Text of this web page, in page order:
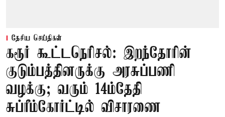
தேசிய செய்திகள்
கரூர் கூட்டநெரிசல்: இறந்தோரின்
குடும்பத்தினருக்கு அரசுப்பணி
வழக்கு; வரும் 14ம்தேதி
சுப்ரீம்கோர்ட்டில் விசாரணை